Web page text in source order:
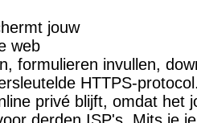
jouw
web
formulieren invullen,
HTTPS-
privé blijft, omdat het